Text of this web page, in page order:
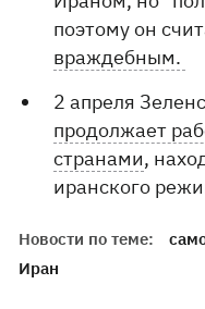
поэтому он
враждебным.
2 апреля
продолжает
странами,
иранского
Новости по теме:
Иран